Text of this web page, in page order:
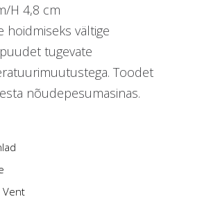
Vent
H 4,8 cm
hoidmiseks vältige
tugevate
Toodet
nõudepesumasinas.